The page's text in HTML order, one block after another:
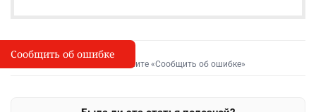
I
Сообщить об опечатке
Выделите фрагмент и нажмите «Сообщить об ошибке»
Сообщить об ошибке